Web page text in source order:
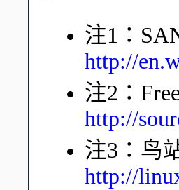
注1：
http://
注2：
http://
注3：鸟
http://